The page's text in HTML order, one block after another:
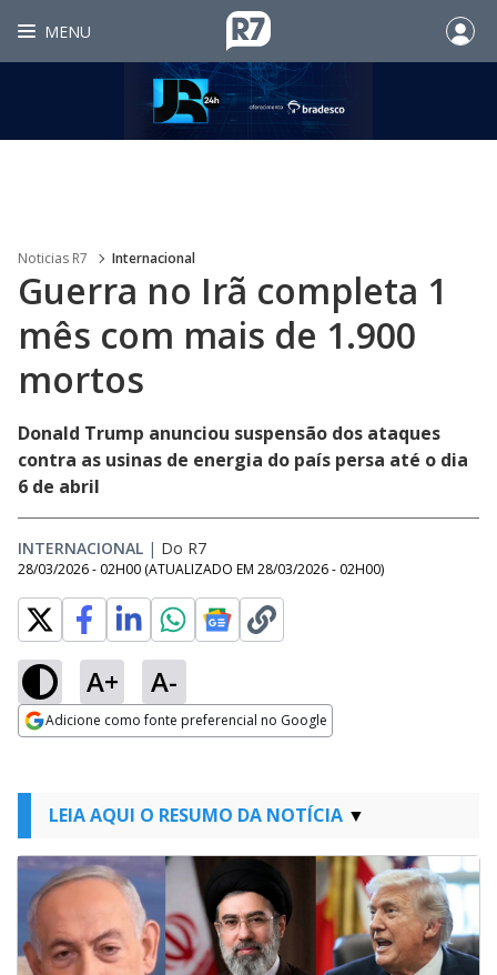
MENU
Noticias R7 Internacional
Guerra no Irã completa 1
mês com mais de 1.900
mortos
Donald Trump anunciou suspensão dos ataques
contra as usinas de energia do país persa até o dia
6 de abril
INTERNACIONAL | Do R7
28/03/2026 - 02H00 (ATUALIZADO EM 28/03/2026 - 02H00)
A+ A-
Adicione como fonte preferencial no Google
LEIA AQUI O RESUMO DA NOTÍCIA